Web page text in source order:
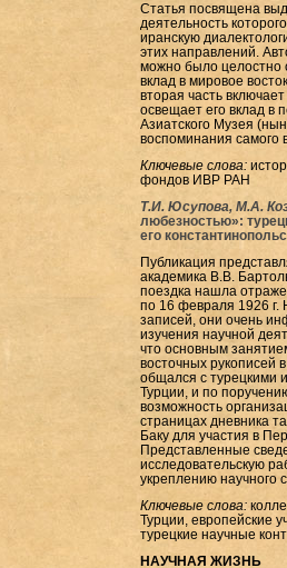
Статья посвящена
деятельность
иранскую
этих направлений.
можно было целостно
вклад в мировое
вторая часть
освещает его вклад в
Азиатского Музея
воспоминания
Ключевые слова:
фондов ИВР РАН
Т.И. Юсупова, М.А.
любезностью»:
его
Публикация
академика В.В.
поездка нашла
по 16 февраля 1926 г.
записей, они очень
изучения научной
что основным
восточных рукописей
общался с турецкими
Турции, и по
возможность
страницах дневника
Баку для участия в
Представленные
исследовательскую
укреплению научного
Ключевые слова:
Турции, европейские
турецкие научные
НАУЧНАЯ ЖИЗНЬ